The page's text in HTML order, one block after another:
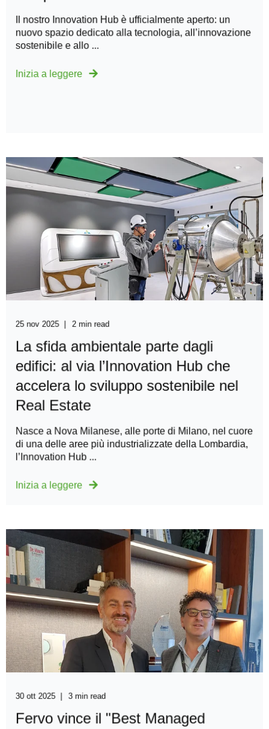
Il nostro Innovation Hub è ufficialmente aperto: un
nuovo spazio dedicato alla tecnologia, all’innovazione
sostenibile e allo ...
Inizia a leggere
25 nov 2025 2 min read
La sfida ambientale parte dagli
edifici: al via l’Innovation Hub che
accelera lo sviluppo sostenibile nel
Real Estate
Nasce a Nova Milanese, alle porte di Milano, nel cuore
di una delle aree più industrializzate della Lombardia,
l’Innovation Hub ...
Inizia a leggere
30 ott 2025 3 min read
Fervo vince il "Best Managed